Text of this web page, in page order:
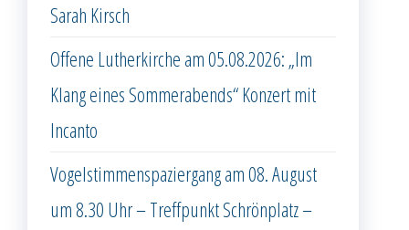
Sarah Kirsch
Offene Lutherkirche am 05.08.2026: „Im
Klang eines Sommerabends“ Konzert mit
Incanto
Vogelstimmenspaziergang am 08. August
um 8.30 Uhr – Treffpunkt Schrönplatz –